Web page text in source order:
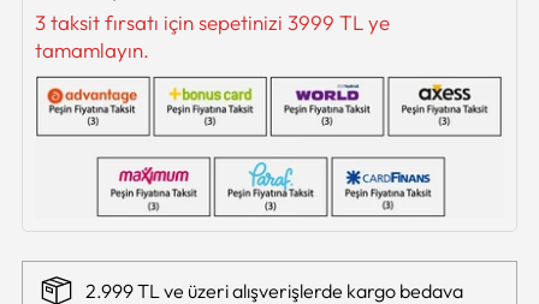
3 taksit fırsatı için sepetinizi 3999 TL ye
tamamlayın.
2.999 TL ve üzeri alışverişlerde kargo bedava